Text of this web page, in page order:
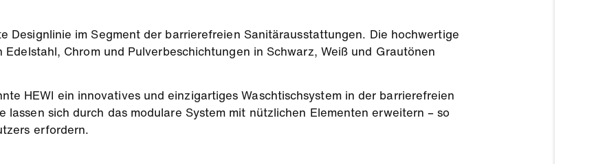
Designlinie im Segment der barrierefreien Sanitärausstattungen. Die hochwertige
Chrom und Pulverbeschichtungen in Schwarz, Weiß und Grautönen
HEWI ein innovatives und einzigartiges Waschtischsystem in der barrierefreien
lassen sich durch das modulare System mit nützlichen Elementen erweitern – so
erfordern.